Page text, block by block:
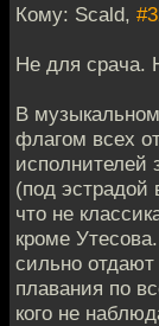
Кому: Scald,
Не для срача.
В
флагом всех
исполнителей
(под эстрадой
что не
кроме
сильно отдают
плавания по
кого не